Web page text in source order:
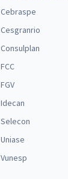
Cebraspe
Cesgranrio
Consulplan
FCC
FGV
Idecan
Selecon
Uniase
Vunesp